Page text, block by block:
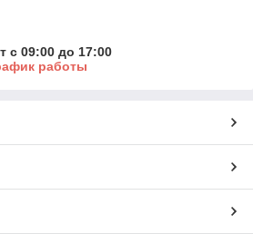
с 09:00 до 17:00
работы